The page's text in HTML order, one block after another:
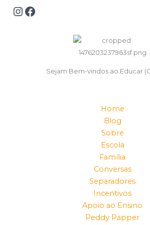
Sejam Bem-vindos ao Educar
Home
Blog
Sobre
Escola
Família
Conversas
Separadores
Incentivos
Apoio ao Ensino
Peddy Papper